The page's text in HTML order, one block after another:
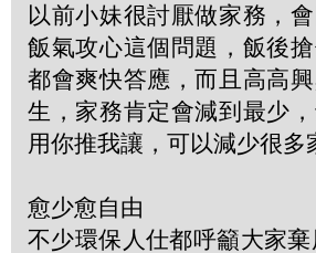
以前小妹很討厭做家務，
飯氣攻心這個問題，飯後
都會爽快答應，而且高高
生，家務肯定會減到最少
用你推我讓，可以減少很多
愈少愈自由
不少環保人仕都呼籲大家